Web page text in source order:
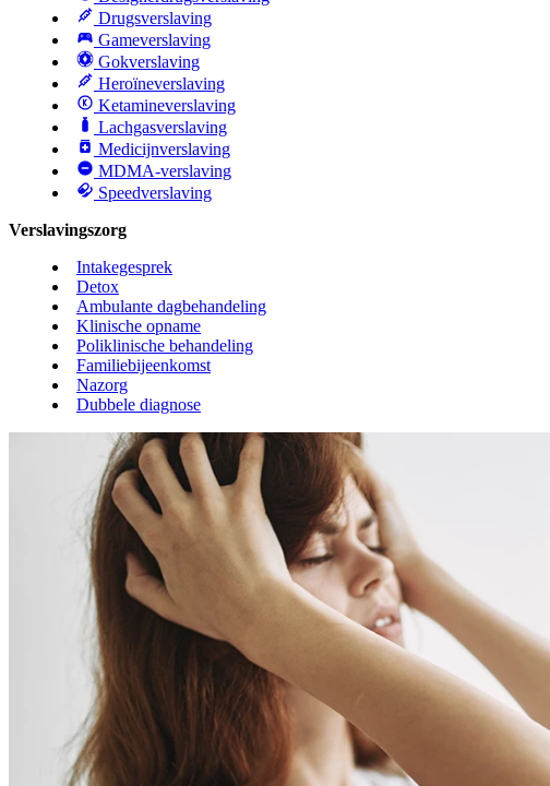
Drugsverslaving
Gameverslaving
Gokverslaving
Heroïneverslaving
Ketamineverslaving
Lachgasverslaving
Medicijnverslaving
MDMA-verslaving
Speedverslaving
Verslavingszorg
Intakegesprek
Detox
Ambulante dagbehandeling
Klinische opname
Poliklinische behandeling
Familiebijeenkomst
Nazorg
Dubbele diagnose